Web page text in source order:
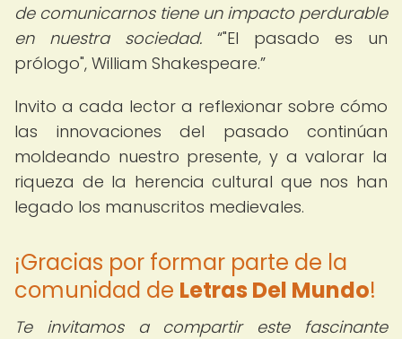
de comunicarnos tiene un impacto perdurable
en nuestra sociedad.
"El pasado es un
prólogo", William Shakespeare.
Invito a cada lector a reflexionar sobre cómo
las innovaciones del pasado continúan
moldeando nuestro presente, y a valorar la
riqueza de la herencia cultural que nos han
legado los manuscritos medievales.
¡Gracias por formar parte de la
comunidad de Letras Del Mundo!
Te invitamos a compartir este fascinante